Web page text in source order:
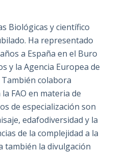
Biológicas y científico
Ha representado
a España en el Buro
y la Agencia Europea de
colabora
FAO en materia de
de especialización son
edafodiversidad y la
de la complejidad a la
también la divulgación